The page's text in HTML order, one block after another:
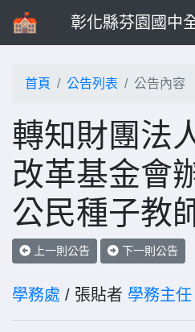
彰化縣芬園國中
首頁 公告列表 公告內容
轉知財團法
改革基金會
公民種子教
上一則公告 下一則公告
學務處 / 張貼者 學務主任